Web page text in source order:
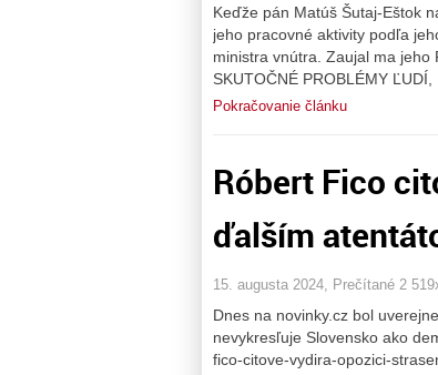
Keďže pán Matúš Šutaj-Eštok
jeho pracovné aktivity podľa
ministra vnútra. Zaujal ma jeho
SKUTOČNÉ PROBLÉMY
Pokračovanie článku
Róbert Fico
ďalším
15. augusta 2024, Prečítané 2
Dnes na novinky.cz bol
nevykresľuje Slovensko ako
fico-citove-vydira-opozici-